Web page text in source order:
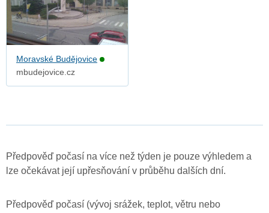
Moravské Budějovice
mbudejovice.cz
Předpověď počasí na více než týden je pouze výhledem a
lze očekávat její upřesňování v průběhu dalších dní.
Předpověď počasí (vývoj srážek, teplot, větru nebo